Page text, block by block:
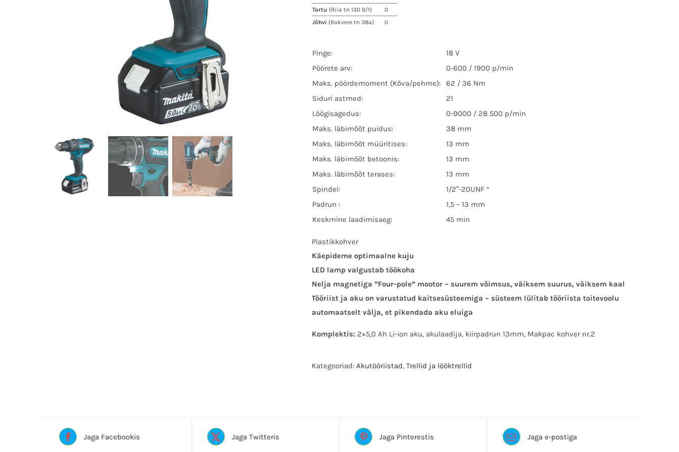
Tartu (Riia tn 130 B/1)
0
Jõhvi (Rakvere tn 38a) 0
Pinge:
18 V
Pöörete arv:
0-600 / 1900 p/min
Maks. pöördemoment (Kõva/pehme):
62 / 36 Nm
Siduri astmed:
21
Löögisagedus:
0-9000 / 28 500 p/min
Maks. läbimõõt puidus:
38 mm
Maks. läbimõõt müüritises:
13 mm
Maks. läbimõõt betoonis:
13 mm
Maks. läbimõõt terases:
13 mm
Spindel:
1/2″-20UNF “
Padrun :
1,5 – 13 mm
Keskmine laadimisaeg:
45 min
Plastikkohver
Käepideme optimaalne kuju
LED lamp valgustab töökoha
Nelja magnetiga ”Four-pole” mootor – suurem võimsus, väiksem suurus, väiksem kaal
Tööriist ja aku on varustatud kaitsesüsteemiga – süsteem lülitab tööriista toitevoolu
automaatselt välja, et pikendada aku eluiga
Komplektis: 2×5,0 Ah Li-ion aku, akulaadija, kiirpadrun 13mm, Makpac kohver nr.2
Kategooriad: Akutööriistad, Trellid ja lööktrellid
Jaga Facebookis Jaga Twitteris Jaga Pinterestis Jaga e-postiga